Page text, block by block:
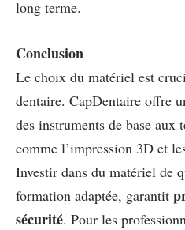
long terme.
Conclusion
Le choix du matériel est
dentaire. CapDentaire offre
des instruments de base aux
comme l’impression 3D et
Investir dans du matériel de
formation adaptée, garantit
sécurité. Pour les